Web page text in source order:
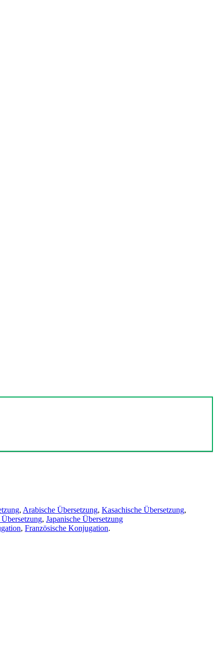
, Arabische Übersetzung, Kasachische Übersetzung,
, Japanische Übersetzung
, Französische Konjugation.